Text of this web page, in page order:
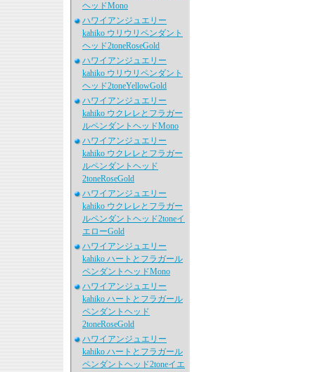
ヘッドMono
ハワイアンジュエリー
kahiko ウリウリペンダント
ヘッド2toneRoseGold
ハワイアンジュエリー
kahiko ウリウリペンダント
ヘッド2toneYellowGold
ハワイアンジュエリー
kahiko ウクレレとフラガー
ルペンダントヘッドMono
ハワイアンジュエリー
kahiko ウクレレとフラガー
ルペンダントヘッド
2toneRoseGold
ハワイアンジュエリー
kahiko ウクレレとフラガー
ルペンダントヘッド2toneイ
エローGold
ハワイアンジュエリー
kahiko ハートとフラガール
ペンダントヘッドMono
ハワイアンジュエリー
kahiko ハートとフラガール
ペンダントヘッド
2toneRoseGold
ハワイアンジュエリー
kahiko ハートとフラガール
ペンダントヘッド2toneイエ